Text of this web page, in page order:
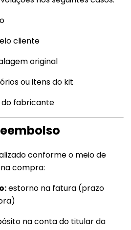
cliente
original
ou itens do kit
do fabricante
conforme o meio de
compra:
estorno na fatura (prazo
na conta do titular da